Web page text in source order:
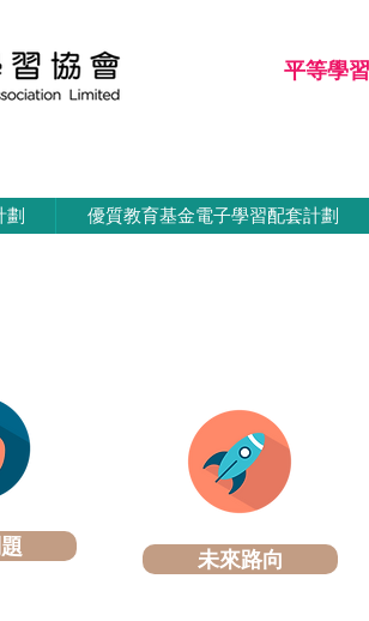
平等學
平等學習
劃 優質教育基金電子學習配套計劃
未來路向